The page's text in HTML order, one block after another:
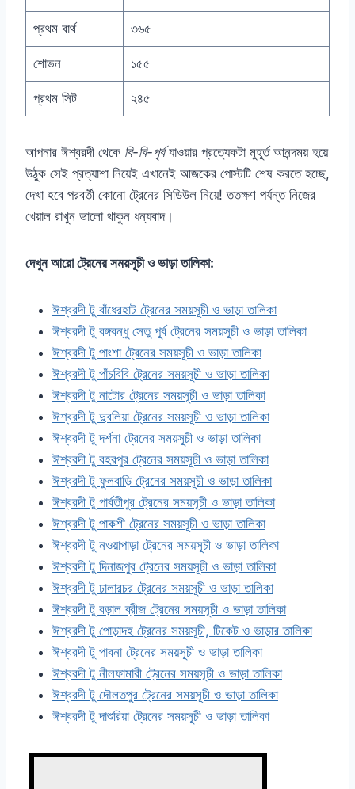
প্রথম বার্থ ৩৬৫
শোভন ১৫৫
প্রথম সিট ২৪৫
আপনার ঈশ্বরদী থেকে বি-বি-পৃর্বযাওয়ার প্রত্যেকটা মুহূর্ত আনন্দময় হয়ে
উঠুক সেই প্রত্যাশা নিয়েই এখানেই আজকের পোস্টটি শেষ করতে হচ্ছে,
দেখা হবে পরবর্তী কোনো ট্রেনের সিডিউল নিয়ে! ততক্ষণ পর্যন্ত নিজের
খেয়াল রাখুন ভালো থাকুন ধন্যবাদ।
দেখুন আরো ট্রেনের সময়সূচী ও ভাড়া তালিকা:
ঈশ্বরদী টু বাঁধেরহাট ট্রেনের সময়সূচী ও ভাড়া তালিকা
ঈশ্বরদী টু বঙ্গবন্ধু সেতু পূর্ব ট্রেনের সময়সূচী ও ভাড়া তালিকা
ঈশ্বরদী টু পাংশা ট্রেনের সময়সূচী ও ভাড়া তালিকা
ঈশ্বরদী টু পাঁচবিবি ট্রেনের সময়সূচী ও ভাড়া তালিকা
ঈশ্বরদী টু নাটোর ট্রেনের সময়সূচী ও ভাড়া তালিকা
ঈশ্বরদী টু দুবলিয়া ট্রেনের সময়সূচী ও ভাড়া তালিকা
ঈশ্বরদী টু দর্শনা ট্রেনের সময়সূচী ও ভাড়া তালিকা
ঈশ্বরদী টু বহরপুর ট্রেনের সময়সূচী ও ভাড়া তালিকা
ঈশ্বরদী টু ফুলবাড়ি ট্রেনের সময়সূচী ও ভাড়া তালিকা
ঈশ্বরদী টু পার্বতীপুর ট্রেনের সময়সূচী ও ভাড়া তালিকা
ঈশ্বরদী টু পাকশী ট্রেনের সময়সূচী ও ভাড়া তালিকা
ঈশ্বরদী টু নওয়াপাড়া ট্রেনের সময়সূচী ও ভাড়া তালিকা
ঈশ্বরদী টু দিনাজপুর ট্রেনের সময়সূচী ও ভাড়া তালিকা
ঈশ্বরদী টু ঢালারচর ট্রেনের সময়সূচী ও ভাড়া তালিকা
ঈশ্বরদী টু বড়াল ব্রীজ ট্রেনের সময়সূচী ও ভাড়া তালিকা
ঈশ্বরদী টু পোড়াদহ ট্রেনের সময়সূচী, টিকেট ও ভাড়ার তালিকা
ঈশ্বরদী টু পাবনা ট্রেনের সময়সূচী ও ভাড়া তালিকা
ঈশ্বরদী টু নীলফামারী ট্রেনের সময়সূচী ও ভাড়া তালিকা
ঈশ্বরদী টু দৌলতপুর ট্রেনের সময়সূচী ও ভাড়া তালিকা
ঈশ্বরদী টু দাশুরিয়া ট্রেনের সময়সূচী ও ভাড়া তালিকা